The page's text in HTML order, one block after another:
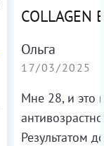
COLLAGEN
Ольга
17/03/2025
Мне 28, и это
Результатом